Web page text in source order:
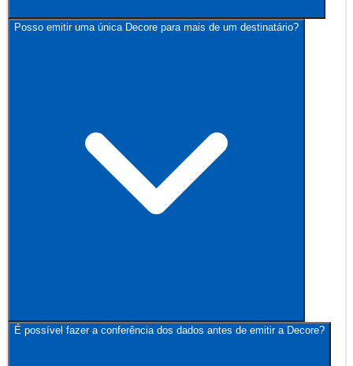
Posso emitir uma única Decore para mais de um destinatário?
É possível fazer a conferência dos dados antes de emitir a Decore?